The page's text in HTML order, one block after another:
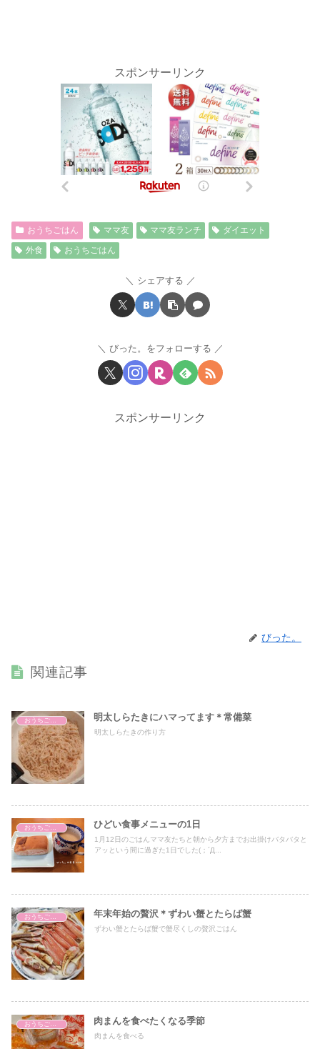
スポンサーリンク
おうちごはん ママ友 ママ友ランチ
ダイエット
外食
おうちごはん
シェアする
びった。をフォローする
スポンサーリンク
びった。
関連記事
おうちごはん 明太しらたきにハマってます＊常備菜
明太しらたきの作り方
おうちごはん ひどい食事メニューの1日
1月12日のごはんママ友たちと朝から夕方までお出掛けバタバタと
アッという間に過ぎた1日でした(；´Д...
年末年始の贅沢＊ずわい蟹とたらば蟹
ずわい蟹とたらば蟹で蟹尽くしの贅沢ごはん
おうちごはん 肉まんを食べたくなる季節
肉まんを食べる